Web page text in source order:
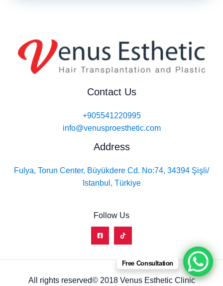
Contact Us
+905541220995
info@venusproesthetic.com
Address
Fulya, Torun Center, Büyükdere Cd. No:74, 34394 Şişli/
Istanbul, Türkiye
Follow Us
All rights reserved© 2018 Venus Esthetic Clinic
Free Consultation